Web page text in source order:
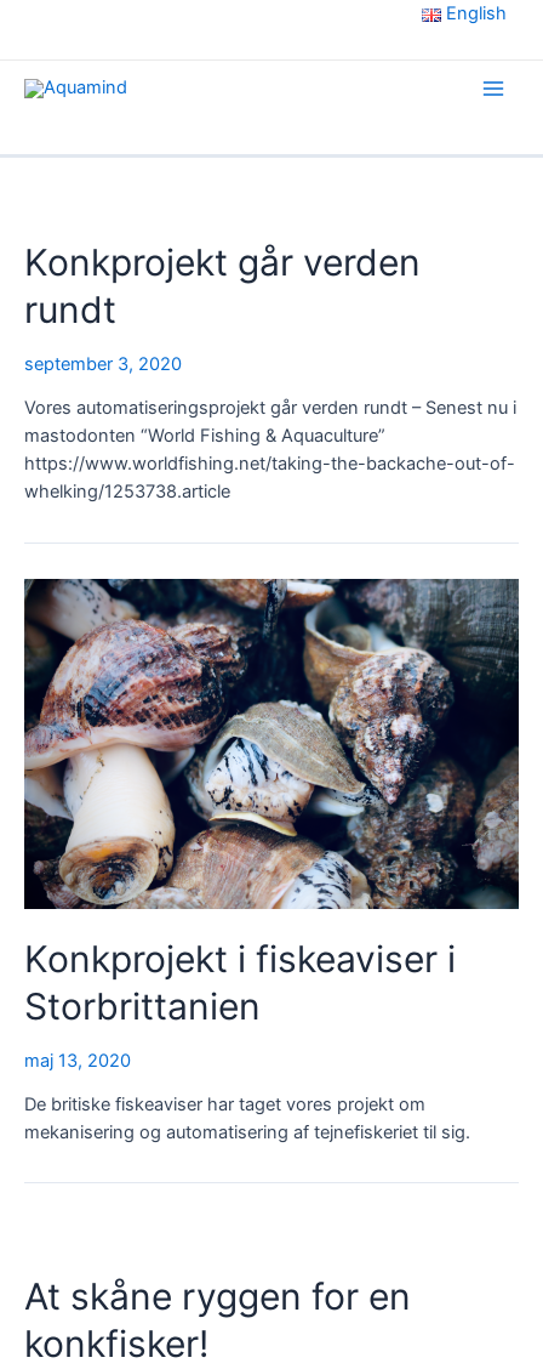
English
Konkprojekt går verden
rundt
september 3, 2020
Vores automatiseringsprojekt går verden rundt – Senest nu i
mastodonten “World Fishing & Aquaculture”
https://www.worldfishing.net/taking-the-backache-out-of-
whelking/1253738.article
Konkprojekt i fiskeaviser i
Storbrittanien
maj 13, 2020
De britiske fiskeaviser har taget vores projekt om
mekanisering og automatisering af tejnefiskeriet til sig.
At skåne ryggen for en
konkfisker!